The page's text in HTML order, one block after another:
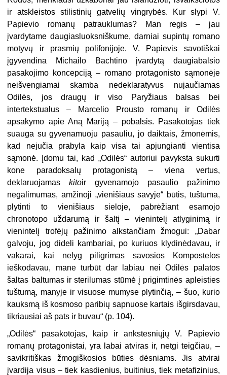
ir atskleistos stilistinių gatvelių vingrybės. Kur slypi V.
Papievio romanų patrauklumas? Man regis – jau
įvardytame daugiasluoksniškume, darniai supintų romano
motyvų ir prasmių polifonijoje. V. Papievis savotiškai
įgyvendina Michailo Bachtino įvardytą daugiabalsio
pasakojimo koncepciją – romano protagonisto sąmonėje
neišvengiamai skamba nedeklaratyvus nujaučiamas
Odilės, jos draugų ir viso Paryžiaus balsas bei
intertekstualus – Marcelio Prousto romanų ir Odilės
apsakymo apie Aną Mariją – pobalsis. Pasakotojas tiek
suauga su gyvenamuoju pasauliu, jo daiktais, žmonėmis,
kad nejučia prabyla kaip visa tai apjungianti vientisa
sąmonė. Įdomu tai, kad „Odilės“ autoriui pavyksta sukurti
kone paradoksalų protagonistą – viena vertus,
deklaruojamaskitoir gyvenamojo pasaulio pažinimo
negalimumas, amžinoji „vienišiaus savyje“ būtis, tuštuma,
plytinti to vienišiaus sieloje, pabrėžiant esamojo
chronotopo uždarumą ir šaltį – vienintelį atlyginimą ir
vienintelį trofėjų pažinimo alkstančiam žmogui: „Dabar
galvoju, jog dideli kambariai, po kuriuos klydinėdavau, ir
vakarai, kai nelyg piligrimas savosios Kompostelos
ieškodavau, mane turbūt dar labiau nei Odilės palatos
šaltas baltumas ir sterilumas stūmė į prigimtinės apleisties
tuštumą, manyje ir visuose mumyse plytinčią, – šuo, kurio
kauksmą iš kosmoso paribių sapnuose kartais išgirsdavau,
tikriausiai aš pats ir buvau“ (p. 104).
„Odilės“ pasakotojas, kaip ir ankstesniųjų V. Papievio
romanų protagonistai, yra labai atviras ir, netgi teigčiau, –
savikritiškas žmogiškosios būties dėsniams. Jis atvirai
įvardija visus – tiek kasdienius, buitinius, tiek metafizinius,